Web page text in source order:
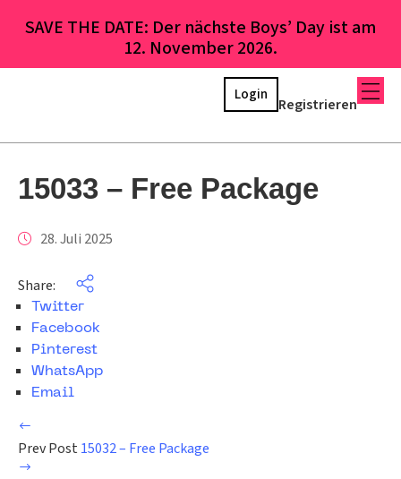
SAVE THE DATE: Der nächste Boys’ Day ist am
12. November 2026.
Registrieren
Login
15033 – Free Package
28. Juli 2025
Share:
Twitter
Facebook
Pinterest
WhatsApp
Email
Prev Post 15032 – Free Package